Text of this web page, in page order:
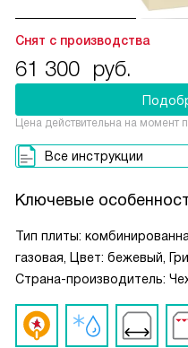
Снят с производства
61 300 руб.
Цена действительна на момент
Все инструкции
Ключевые
Тип плиты:
газовая, Цвет: бежевый,
Страна-производитель: